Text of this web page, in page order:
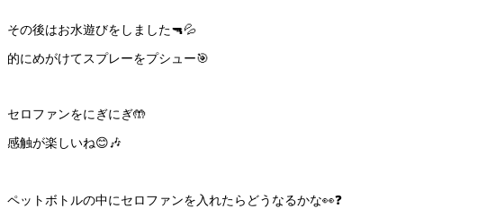
その後はお水遊びをしました🔫💦
的にめがけてスプレーをプシュー🎯
セロファンをにぎにぎ🤲
感触が楽しいね😊🎶
ペットボトルの中にセロファンを入れたらどうなるかな👀❓